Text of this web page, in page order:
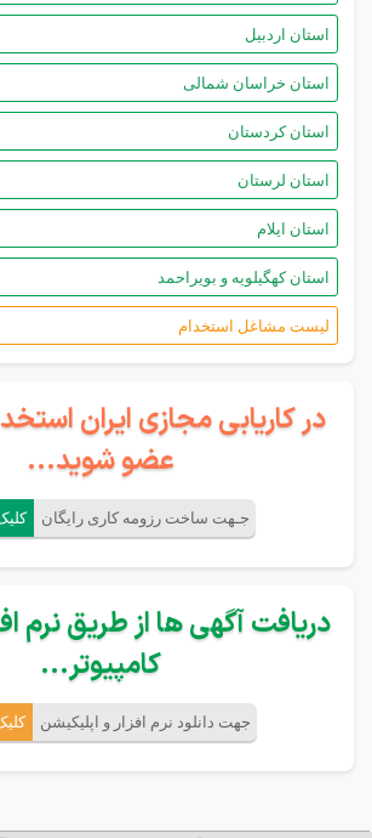
استان اردبیل
استان خراسان شمالی
استان کردستان
استان لرستان
استان ایلام
استان کهگیلویه و بویراحمد
لیست مشاغل استخدام
در کاریابی مجازی ایران
عضو شوید...
جـهت ساخت رزومه کاری رایگان
دریافت آگهی ها از طریق نرم
کامپیوتر...
جهت دانلود نرم افزار و اپلیکیشن